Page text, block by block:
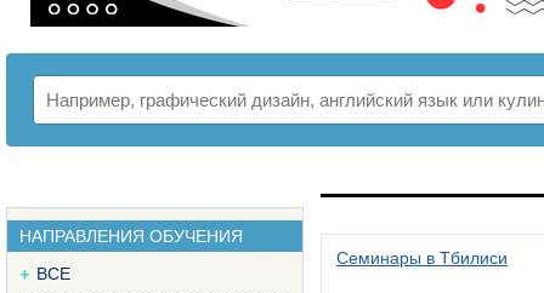
НАПРАВЛЕНИЯ ОБУЧЕНИЯ
ВСЕ
Семинары в Тбилиси